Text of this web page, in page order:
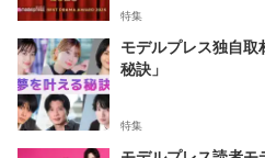
特集
モデルプレス独自
秘訣」
特集